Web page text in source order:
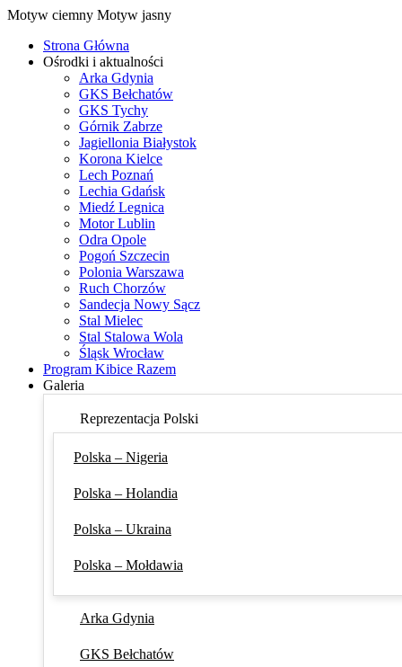
Motyw ciemny Motyw jasny
Strona Główna
Ośrodki i aktualności
Arka Gdynia
GKS Bełchatów
GKS Tychy
Górnik Zabrze
Jagiellonia Białystok
Korona Kielce
Lech Poznań
Lechia Gdańsk
Miedź Legnica
Motor Lublin
Odra Opole
Pogoń Szczecin
Polonia Warszawa
Ruch Chorzów
Sandecja Nowy Sącz
Stal Mielec
Stal Stalowa Wola
Śląsk Wrocław
Program Kibice Razem
Galeria
Reprezentacja Polski
Polska – Nigeria
Polska – Holandia
Polska – Ukraina
Polska – Mołdawia
Arka Gdynia
GKS Bełchatów